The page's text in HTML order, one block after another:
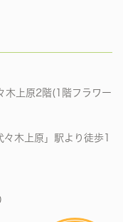
木上原2階(1階フラワー
木上原」駅より徒歩1